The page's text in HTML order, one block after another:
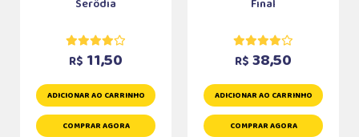
Serôdia
R$ 11,50
ADICIONAR AO CARRINHO
COMPRAR AGORA
Final
R$ 38,50
ADICIONAR AO CARRINHO
COMPRAR AGORA